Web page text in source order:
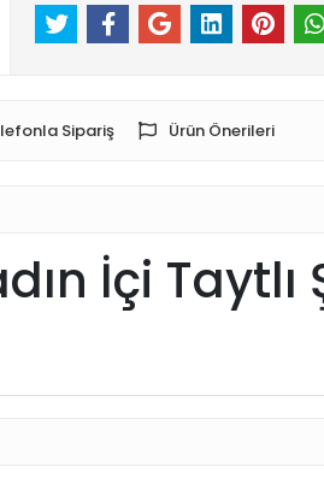
Sipariş Ürün Önerileri
İçi Taytlı